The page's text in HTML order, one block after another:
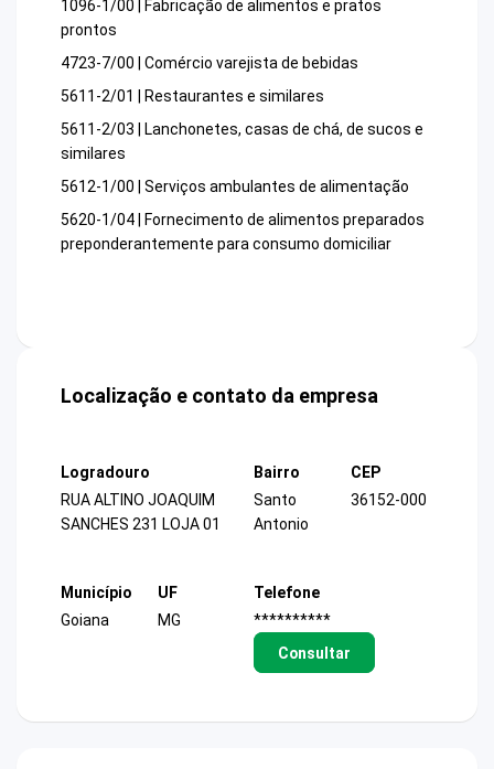
1096-1/00 | Fabricação de alimentos e pratos
prontos
4723-7/00 | Comércio varejista de bebidas
5611-2/01 | Restaurantes e similares
5611-2/03 | Lanchonetes, casas de chá, de sucos e
similares
5612-1/00 | Serviços ambulantes de alimentação
5620-1/04 | Fornecimento de alimentos preparados
preponderantemente para consumo domiciliar
Localização e contato da empresa
Logradouro
RUA ALTINO JOAQUIM
SANCHES 231 LOJA 01
Bairro
Santo
Antonio
CEP
36152-000
Município
Goiana
UF
MG
Telefone
**********
Consultar